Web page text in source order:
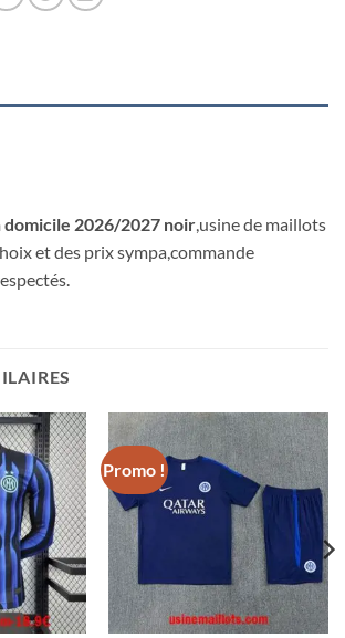
2026/2027 noir ,usine de maillots
et des prix sympa,commande
Promo !